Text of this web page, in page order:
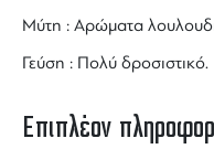
Μύτη : Αρώματα
Γεύση : Πολύ δροσιστικό.
Επιπλέον